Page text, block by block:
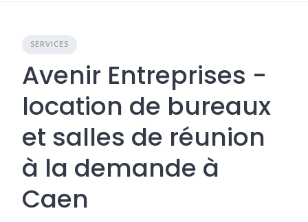
SERVICES
Avenir Entreprises -
location de bureaux
et salles de réunion
à la demande à
Caen